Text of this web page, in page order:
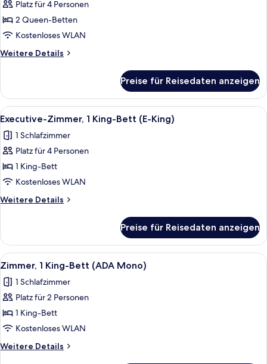
Zimmer,
2 Queen-
Betten
(Meta)
anzeigen
Platz für 4 Personen
2 Queen-Betten
Kostenloses WLAN
Weitere Details
Weitere
2 Queen-
Betten
(Meta)
Preise für Reisedaten anzeigen
Alle
Fotos
für
Executive-
Zimmer,
1 King-
Bett
(E-
anzeigen
Ein Hotelzimmer mit einem großen
8
Executive-Zimmer, 1 King-Bett (E-King)
1 Schlafzimmer
Platz für 4 Personen
1 King-Bett
Kostenloses WLAN
Weitere Details
Weitere
Zimmer,
1 King-
Bett
King)
Preise für Reisedaten anzeigen
Alle
Fotos
für
Zimmer,
1 King-
Bett
(ADA
Mono)
Ein Hotelzimmer mit einem großen
4
Zimmer, 1 King-Bett (ADA Mono)
1 Schlafzimmer
Platz für 2 Personen
1 King-Bett
Kostenloses WLAN
Weitere Details
Weitere